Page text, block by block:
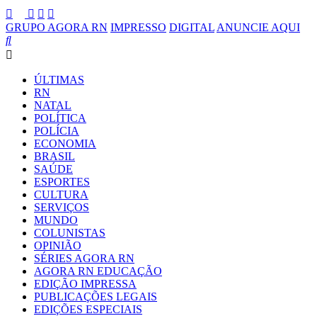
GRUPO AGORA RN IMPRESSO DIGITAL ANUNCIE AQUI
ÚLTIMAS
RN
NATAL
POLÍTICA
POLÍCIA
ECONOMIA
BRASIL
SAÚDE
ESPORTES
CULTURA
SERVIÇOS
MUNDO
COLUNISTAS
OPINIÃO
SÉRIES AGORA RN
AGORA RN EDUCAÇÃO
EDIÇÃO IMPRESSA
PUBLICAÇÕES LEGAIS
EDIÇÕES ESPECIAIS